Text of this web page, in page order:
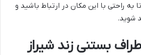
راحتی با این مکان در ارتباط باشید و
شوید.
بستنی زند شیراز